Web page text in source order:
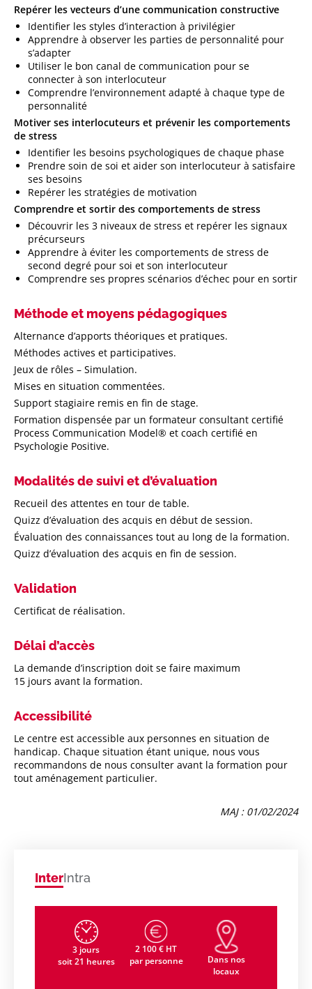
Repérer les vecteurs d’une communication constructive
Identifier les styles d’interaction à privilégier
Apprendre à observer les parties de personnalité pour
s’adapter
Utiliser le bon canal de communication pour se
connecter à son interlocuteur
Comprendre l’environnement adapté à chaque type de
personnalité
Motiver ses interlocuteurs et prévenir les comportements
de stress
Identifier les besoins psychologiques de chaque phase
Prendre soin de soi et aider son interlocuteur à satisfaire
ses besoins
Repérer les stratégies de motivation
Comprendre et sortir des comportements de stress
Découvrir les 3 niveaux de stress et repérer les signaux
précurseurs
Apprendre à éviter les comportements de stress de
second degré pour soi et son interlocuteur
Comprendre ses propres scénarios d’échec pour en sortir
Méthode et moyens pédagogiques
Alternance d’apports théoriques et pratiques.
Méthodes actives et participatives.
Jeux de rôles – Simulation.
Mises en situation commentées.
Support stagiaire remis en fin de stage.
Formation dispensée par un formateur consultant certifié
Process Communication Model® et coach certifié en
Psychologie Positive.
Modalités de suivi et d’évaluation
Recueil des attentes en tour de table.
Quizz d’évaluation des acquis en début de session.
Évaluation des connaissances tout au long de la formation.
Quizz d’évaluation des acquis en fin de session.
Validation
Certificat de réalisation.
Délai d’accès
La demande d’inscription doit se faire maximum
15 jours avant la formation.
Accessibilité
Le centre est accessible aux personnes en situation de
handicap. Chaque situation étant unique, nous vous
recommandons de nous consulter avant la formation pour
tout aménagement particulier.
MAJ : 01/02/2024
InterIntra
3 jours
soit 21 heures
2 100 € HT
par personne
Dans nos
locaux